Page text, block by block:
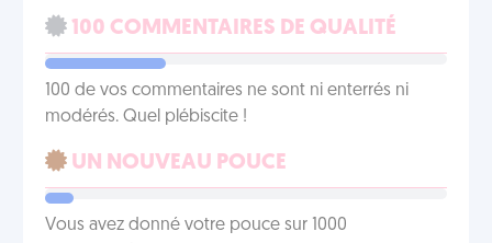
100 COMMENTAIRES DE QUALITÉ
100 de vos commentaires ne sont ni enterrés ni
modérés. Quel plébiscite !
UN NOUVEAU POUCE
Vous avez donné votre pouce sur 1000